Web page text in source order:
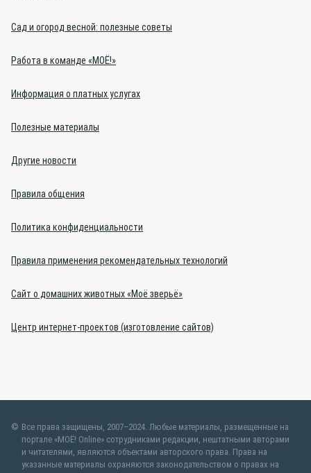
Сад и огород весной: полезные советы
Работа в команде «МОЁ!»
Информация о платных услугах
Полезные материалы
Другие новости
Правила общения
Политика конфиденциальности
Правила применения рекомендательных технологий
Сайт о домашних животных «Моё зверьё»
Центр интернет-проектов (изготовление сайтов)
Все права защищены, 2007–2024. Любые материалы, размещенные на
портале «МОЁ! Online» сотрудниками редакции, нештатными авторами
и читателями, являются объектами авторского права. Права на
указанные материалы охраняются законодательством о правах на